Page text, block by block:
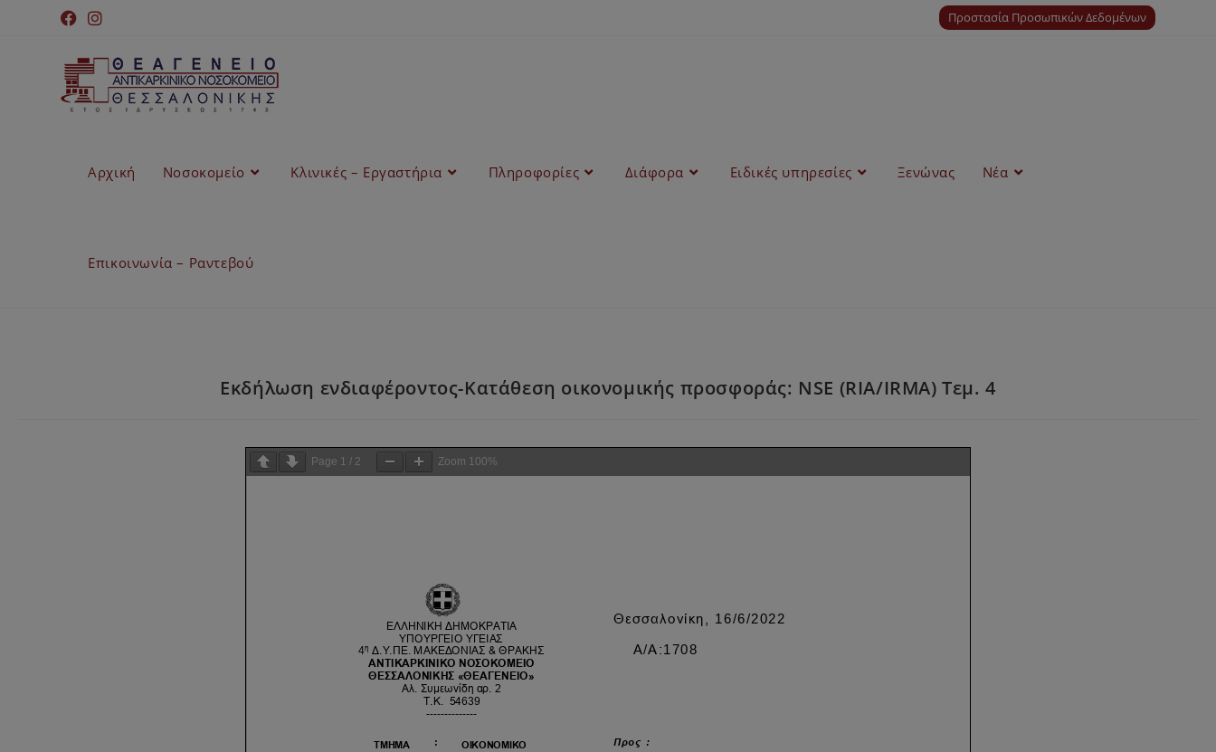
Προστασία Προσωπικών Δεδομένων
Αρχική Νοσοκομείο Κλινικές – Εργαστήρια Πληροφορίες Διάφορα Ειδικές υπηρεσίες Ξενώνας Νέα
Επικοινωνία – Ραντεβού
Εκδήλωση ενδιαφέροντος-Κατάθεση οικονομικής προσφοράς: NSE (RIA/IRMA) Τεμ. 4
Page 1 / 2 Zoom 100%